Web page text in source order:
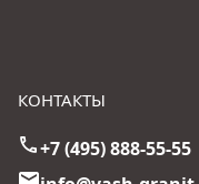
КОНТАКТЫ
+7 (495) 888-55-55